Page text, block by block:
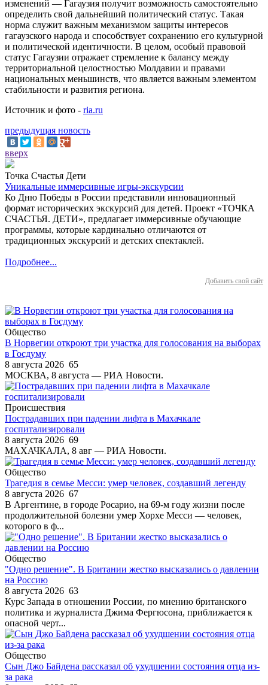
изменений — Гагаузия получит возможность самостоятельно
определить свой дальнейший политический статус. Такая
норма служит важным механизмом защиты интересов
гагаузского народа и способствует сохранению его культурной
и политической идентичности. В целом, особый правовой
статус Гагаузии отражает стремление к балансу между
территориальной целостностью Молдавии и правами
национальных меньшинств, что является важным элементом
стабильности и развития региона.
Источник и фото - ria.ru
предыдущая новость
вверх
Точка Счастья Дети
Уникальные иммерсивные игры-экскурсии
Ко Дню Победы в России представили инновационный
формат исторических экскурсий для детей. Проект «ТОЧКА
СЧАСТЬЯ. ДЕТИ», предлагает иммерсивные обучающие
программы, которые кардинально отличаются от
традиционных экскурсий и детских спектаклей.
Подробнее...
Добавить свой сайт
Общество
В Норвегии откроют три участка для голосования на выборах
в Госдуму
8 августа 2026 65
МОСКВА, 8 августа — РИА Новости.
Происшествия
Пострадавших при падении лифта в Махачкале
госпитализировали
8 августа 2026 69
МАХАЧКАЛА, 8 авг — РИА Новости.
Общество
Трагедия в семье Месси: умер человек, создавший легенду
8 августа 2026 67
В Аргентине, в городе Росарио, на 69-м году жизни после
продолжительной болезни умер Хорхе Месси — человек,
которого в ф...
Общество
"Одно решение". В Британии жестко высказались о давлении
на Россию
8 августа 2026 63
Курс Запада в отношении России, по мнению британского
политика и журналиста Джима Фергюсона, приближается к
опасной черт...
Общество
Сын Джо Байдена рассказал об ухудшении состояния отца из-
за рака